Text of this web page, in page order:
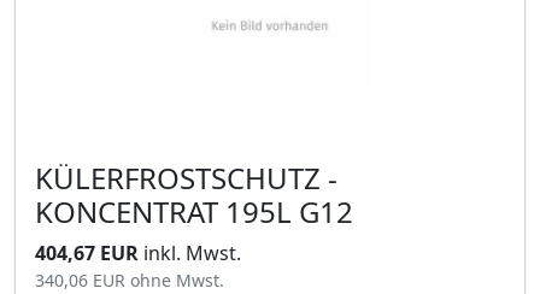
KÜLERFROSTSCHUTZ -
KONCENTRAT 195L G12
404,67 EUR inkl. Mwst.
340,06 EUR ohne Mwst.